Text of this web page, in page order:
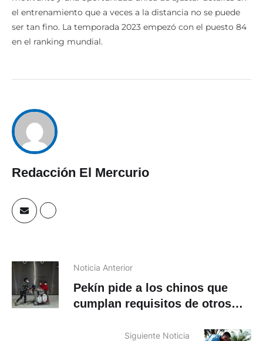
motivante y una oportunidad única de ajustar detalles en
el entrenamiento que a veces a la distancia no se puede
ser tan fino. La temporada 2023 empezó con el puesto 84
Noticia Anterior
Pekín pide a los chinos que
países para viajar